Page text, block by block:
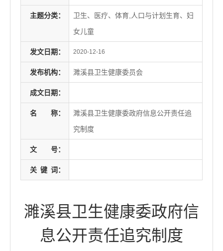
主题分类：
卫生、医疗、体育,人口与计划生育、妇
女儿童
发文日期： 2020-12-16
发布机构： 濉溪县卫生健康委员会
成文日期：
名 称：
濉溪县卫生健康委政府信息公开责任追
究制度
文 号：
关 键 词：
濉溪县卫生健康委政府信
息公开责任追究制度